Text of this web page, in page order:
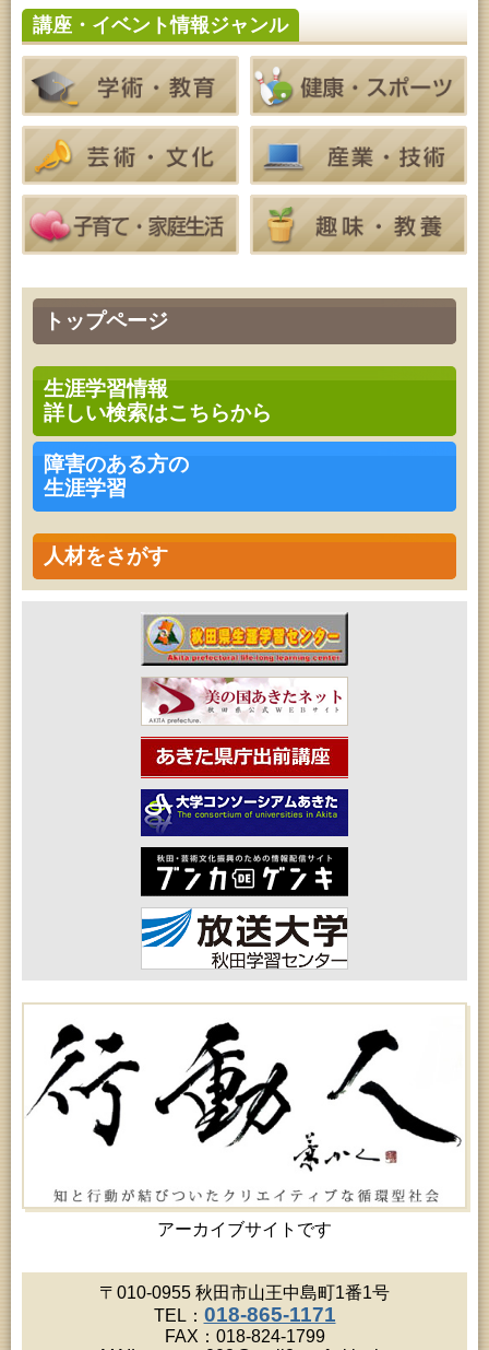
トップページ
生涯学習情報
詳しい検索はこちらから
障害のある方の
生涯学習
人材をさがす
アーカイブサイトです
特別展「超写実 ホキ美術館名品展」
2026年08月07日 (秋田市)
青少年教育「点字体験教室」
2026年08月07日 (秋田市)
高齢者教育「南星大学」
2026年08月07日 (秋田市)
乳幼児・青少年教育「夏休み子ども講座『マーブル
アートでツリー＆ネックレスを作ってみよう』」
2026年08月08日 (秋田市)
乳幼児・青少年教育「朝のこどもとしょかんタイ
ム」
2026年08月08日 (秋田市)
乳幼児教育「おはなしの会」
乳幼児教育・青少年教育「おりがみの会」
2026年08月08日 (秋田市)
乳幼児教育「フォンテ文庫のおはなし会」
青少年・家庭・成人教育「不思議アートのぞき箱ワ
ークショップ」
2026年08月09日 (秋田市)
青少年・家庭・成人教育「不思議アートのぞき箱ワ
ークショップ」
2026年08月11日 (秋田市)
令和8年度 椎名雄一郎オルガンレクチャーコンサー
ト
2026年08月14日 (秋田市)
成人教育「古文書解読講座」
2026年08月15日 (秋田市)
乳幼児教育「作ってあそぼう工作会『レインボース
ティック』を作ろう！」
2026年08月15日 (秋田市)
乳幼児教育「パンダのえほん修理屋さん」
2026年08月15日 (秋田市)
乳幼児教育・青少年教育「おはなしの会」
2026年08月17日 (秋田市)
家庭教育「わくわく家族講座」
2026年08月17日 (秋田市)
女性教育「ミセスセミナー大住」
2026年08月17日 (秋田市)
高齢者教育「茨島七丁目地区高齢者学級」
2026年08月18日 (秋田市)
高齢者教育「秋田おもと高齢者大学」
2026年08月18日 (秋田市)
女性教育「保戸野女性学級」
2026年08月18日 (秋田市)
高齢者教育「泉地区高齢者学級」
2026年08月18日 (秋田市)
乳幼児・青少年教育「おはなしの会」
2026年08月18日 (秋田市)
乳幼児教育「ペンギン幼児学級」
2026年08月19日 (秋田市)
高齢者教育「北部高齢者大学」
2026年08月19日 (秋田市)
高齢者教育「川尻地区高齢者学級」
2026年08月19日 (秋田市)
女性教育「ひろば女性学級」
2026年08月19日 (秋田市)
成人教育「市民大学講座『佐竹史料館展示資料から
2026年08月20日 (秋田市)
女性教育「女性セミナー『ゆうわ』」
2026年08月20日 (秋田市)
2026年08月20日 (秋田市)
女性教育「八橋ひまわり女性学級」
2026年08月20日 (秋田市)
乳幼児教育「カンガルー乳幼児学級」
らいあ」2026年7月イベントのお知らせ
2026年07月11日令和8年度 あきた芸術劇場「ミ
ルハス」2026年7月のイベントスケジュールのお知
らせ
2026年07月10日令和8年度 株式会社パソナ「キ
ャリアコンサルタント相談」のお知らせ
2026年07月10日令和8年度 株式会社パソナ「キ
ャリア形成リスキリング支援センター」紹介のお知
らせ
講座・イベント情報ジャンル
〒010-0955 秋田市山王中島町1番1号
TEL： 018-865-1171
FAX：018-824-1799